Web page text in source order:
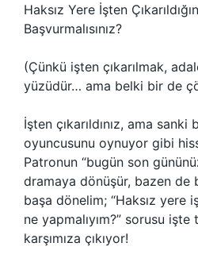
Haksız Yere İşten
Başvurmalısınız?
(Çünkü işten çıkarılmak,
yüzüdür… ama belki bir de
İşten çıkarıldınız, ama
oyuncusunu oynuyor gibi
Patronun “bugün son
dramaya dönüşür, bazen
başa dönelim; “Haksız yere
ne yapmalıyım?” sorusu
karşımıza çıkıyor!